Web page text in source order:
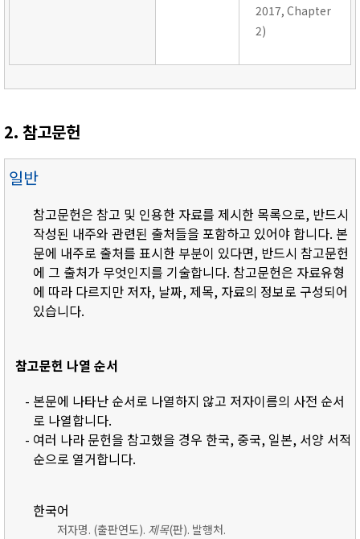
2017, Chapter
2)
2. 참고문헌
일반
참고문헌은 참고 및 인용한 자료를 제시한 목록으로, 반드시
작성된 내주와 관련된 출처들을 포함하고 있어야 합니다. 본
문에 내주로 출처를 표시한 부분이 있다면, 반드시 참고문헌
에 그 출처가 무엇인지를 기술합니다. 참고문헌은 자료유형
에 따라 다르지만 저자, 날짜, 제목, 자료의 정보로 구성되어
있습니다.
참고문헌 나열 순서
- 본문에 나타난 순서로 나열하지 않고 저자이름의 사전 순서
로 나열합니다.
- 여러 나라 문헌을 참고했을 경우 한국, 중국, 일본, 서양 서적
순으로 열거합니다.
한국어
저자명. (출판연도). 제목(판). 발행처.